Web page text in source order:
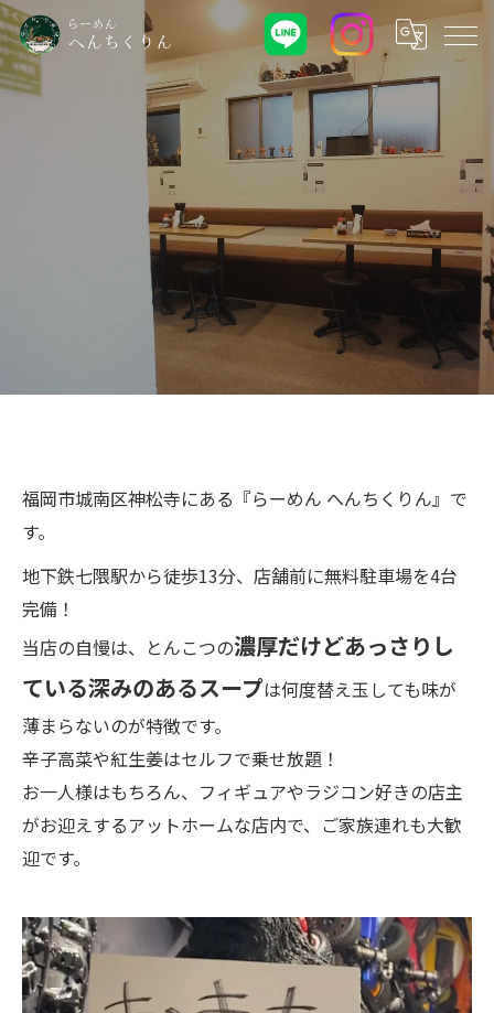
福岡市城南区神松寺にある『らーめん へんちくりん』で
す。
地下鉄七隈駅から徒歩13分、店舗前に無料駐車場を4台
完備！
当店の自慢は、とんこつの濃厚だけどあっさりし
ている深みのあるスープは何度替え玉しても味が
薄まらないのが特徴です。
辛子高菜や紅生姜はセルフで乗せ放題！
お一人様はもちろん、フィギュアやラジコン好きの店主
がお迎えするアットホームな店内で、ご家族連れも大歓
迎です。